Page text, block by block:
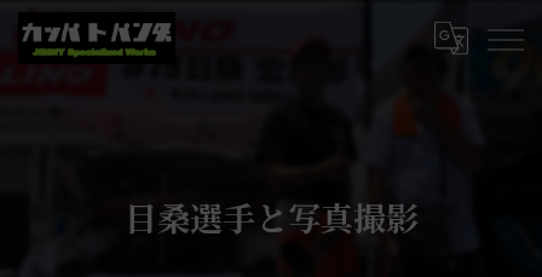
目桑選手と写真撮影